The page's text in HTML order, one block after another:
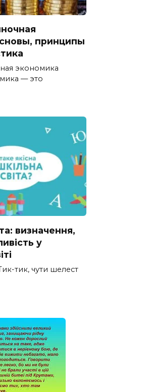
принципы
экономика
— это
визначення,
у
тик, чути шелест